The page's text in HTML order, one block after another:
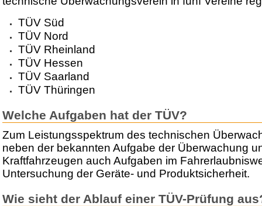
TÜV Süd
TÜV Nord
TÜV Rheinland
TÜV Hessen
TÜV Saarland
TÜV Thüringen
Welche Aufgaben hat der TÜV?
Zum Leistungsspektrum des technischen
neben der bekannten Aufgabe der Überwachung
Kraftfahrzeugen auch Aufgaben im
Untersuchung der Geräte- und Produktsicherheit.
Wie sieht der Ablauf einer TÜV-Prüfung